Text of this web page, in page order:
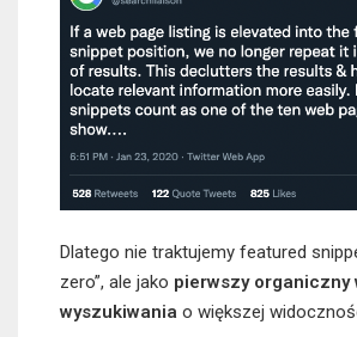
Dlatego nie traktujemy featured
zero”, ale jako pierwszy organiczny
wyszukiwania o większej